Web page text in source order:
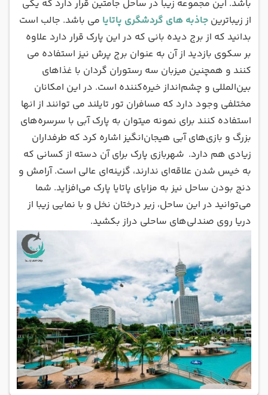
باشد. این مجموعه زیبا در ساحل جامتین قرار دارد که یکی
از زیباترین جاذبه های گردشگری پاتایا می باشد. جالب است
بدانید که از برج دیده بانی که در این پارک قرار دارد علاوه
بر سکوی بازدید از آن به عنوان برج پرش نیز استفاده می
کنند و همچنین میزبان سه رستوران گردان با غذاهای
بین‌المللی و چشم‌انداز خیره‌کننده است. در این امکانان
مختلفی وجود دارد که مسافران تور تایلند می توانند از انها
استفاده کنند برای نمونه میتوان به پارک آبی با سرسره‌های
بزرگ و بازی‌های آبی هیجان‌انگیز اشاره کرد که طرفداران
زیادی هم دارد. شهربازی پارک برای آن‌ دسته از کسانی که
به خیس شدن علاقه‌ای ندارند، گزینه‌ای عالی است. آرامش و
دنج بودن ساحل نیز به مزایای پاتایا پارک می‌افزاید. شما
می‌توانید در این ساحل، زیر درختان نخل و با نمایی زیبا از
دریا روی صندلی‌های ساحلی دراز بکشید.